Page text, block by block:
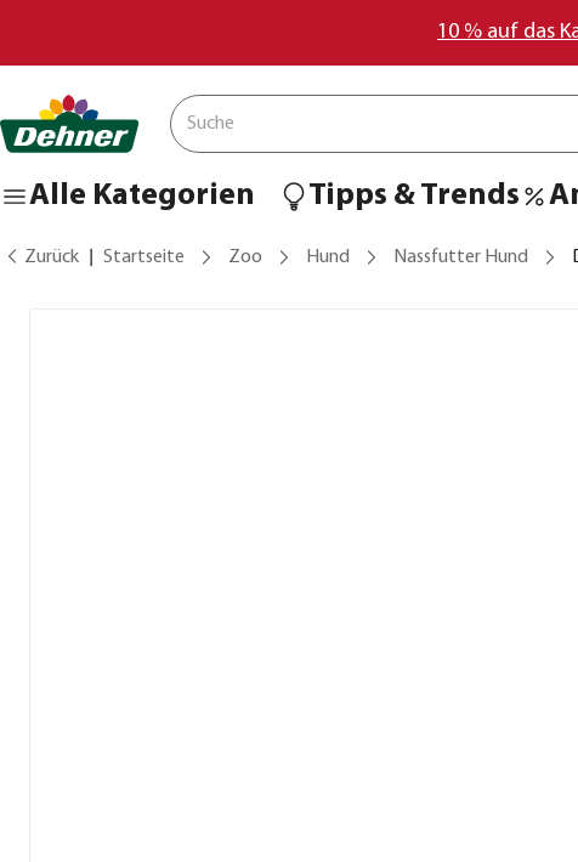
10 % auf das
Alle Kategorien Tipps & Trends
Zurück Startseite Zoo Hund Nassfutter Hund